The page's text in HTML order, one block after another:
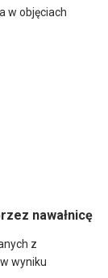
w objęciach
nawałnicę
z
wyniku